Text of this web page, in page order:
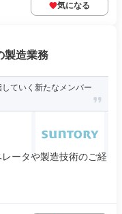
気になる
製造業務
ていく新たなメンバー
ータや製造技術のご経